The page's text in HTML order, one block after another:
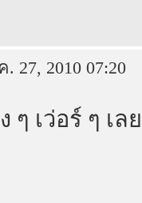
27, 2010 07:20
ๆ เว่อร์ ๆ เล